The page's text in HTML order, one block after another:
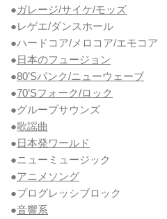
●ガレージ/サイケ/モッズ
●レゲエ/ダンスホール
●ハードコア/メロコア/エモコア
●日本のフュージョン
●80’Sパンク/ニューウェーブ
●70’Sフォーク/ロック
●グループサウンズ
●歌謡曲
●日本発ワールド
●ニューミュージック
●アニメソング
●プログレッシブロック
●音響系